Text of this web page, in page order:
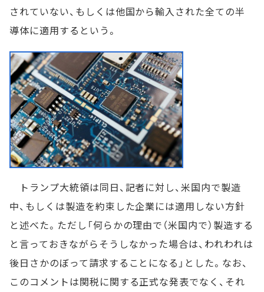
されていない、もしくは他国から輸入された全ての半
導体に適用するという。
トランプ大統領は同日、記者に対し、米国内で製造
中、もしくは製造を約束した企業には適用しない方針
と述べた。ただし「何らかの理由で（米国内で）製造する
と言っておきながらそうしなかった場合は、われわれは
後日さかのぼって請求することになる」とした。なお、
このコメントは関税に関する正式な発表でなく、それ